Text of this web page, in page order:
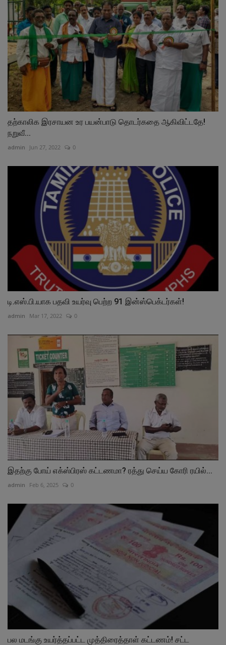
தற்காலிக இரசாயன உர பயன்பாடு தொடர்கதை ஆகிவிட்டதே!
நறுவீ...
admin Jun 27, 2022 0
டி.எஸ்.பி.யாக பதவி உயர்வு பெற்ற 91 இன்ஸ்பெக்டர்கள்!
admin Mar 17, 2022 0
இதற்கு போய் எக்ஸ்பிரஸ் கட்டணமா? ரத்து செய்ய கோரி ரயில்...
admin Feb 6, 2025 0
பல மடங்கு உயர்த்தப்பட்ட முத்திரைத்தாள் கட்டணம்! சட்ட